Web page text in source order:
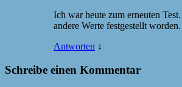
Ich war heute zum erneuten
andere Werte festgestellt
Antworten ↓
Schreibe einen Kommentar